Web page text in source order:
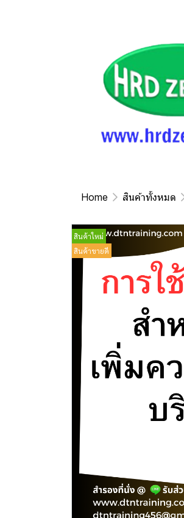
Home สินค้าทั้งหมด
สินค้าใหม่
สินค้าขายดี